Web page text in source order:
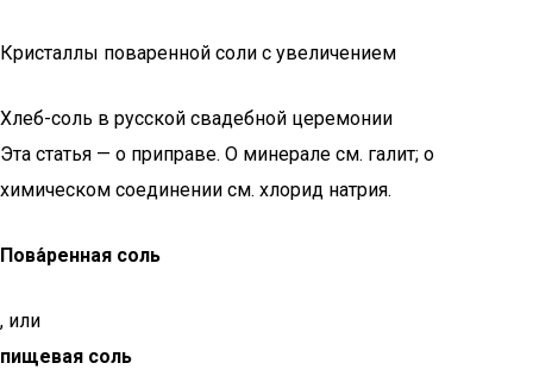
Кристаллы поваренной соли с увеличением
Хлеб-соль в русской свадебной церемонии
Эта статья — о приправе. О минерале см. галит; о
химическом соединении см. хлорид натрия.
Пова́ренная соль
, или
пищевая соль